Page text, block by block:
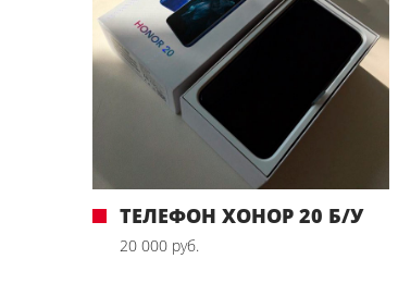
ТЕЛЕФОН ХОНОР 20 Б/У
20 000 руб.